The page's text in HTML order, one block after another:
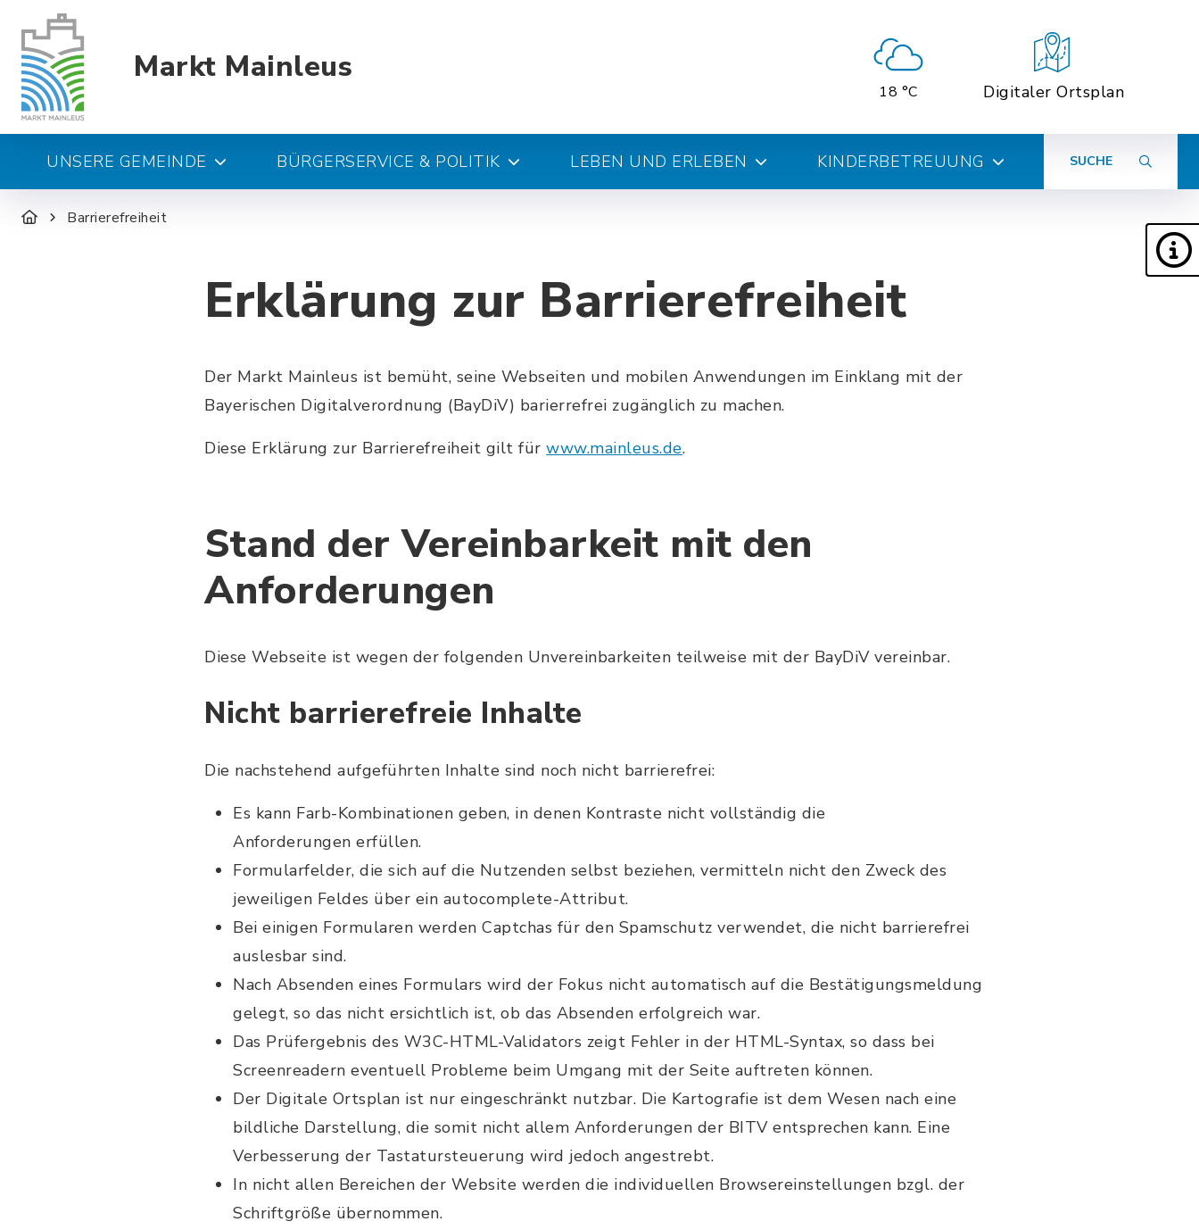
Markt Mainleus
18 °C Digitaler Ortsplan
UNSERE GEMEINDE BÜRGERSERVICE & POLITIK LEBEN UND ERLEBEN KINDERBETREUUNG SUCHE
Barrierefreiheit
Erklärung zur Barrierefreiheit
Der Markt Mainleus ist bemüht, seine Webseiten und mobilen Anwendungen im Einklang mit der
Bayerischen Digitalverordnung (BayDiV) barierrefrei zugänglich zu machen.
Diese Erklärung zur Barrierefreiheit gilt fürwww.mainleus.de.
Stand der Vereinbarkeit mit den
Anforderungen
Diese Webseite ist wegen der folgenden Unvereinbarkeiten teilweise mit der BayDiV vereinbar.
Nicht barrierefreie Inhalte
Die nachstehend aufgeführten Inhalte sind noch nicht barrierefrei:
Es kann Farb-Kombinationen geben, in denen Kontraste nicht vollständig die
Anforderungen erfüllen.
Formularfelder, die sich auf die Nutzenden selbst beziehen, vermitteln nicht den Zweck des
jeweiligen Feldes über ein autocomplete-Attribut.
Bei einigen Formularen werden Captchas für den Spamschutz verwendet, die nicht barrierefrei
auslesbar sind.
Nach Absenden eines Formulars wird der Fokus nicht automatisch auf die Bestätigungsmeldung
gelegt, so das nicht ersichtlich ist, ob das Absenden erfolgreich war.
Das Prüfergebnis des W3C-HTML-Validators zeigt Fehler in der HTML-Syntax, so dass bei
Screenreadern eventuell Probleme beim Umgang mit der Seite auftreten können.
Der Digitale Ortsplan ist nur eingeschränkt nutzbar. Die Kartografie ist dem Wesen nach eine
bildliche Darstellung, die somit nicht allem Anforderungen der BITV entsprechen kann. Eine
Verbesserung der Tastatursteuerung wird jedoch angestrebt.
In nicht allen Bereichen der Website werden die individuellen Browsereinstellungen bzgl. der
Schriftgröße übernommen.